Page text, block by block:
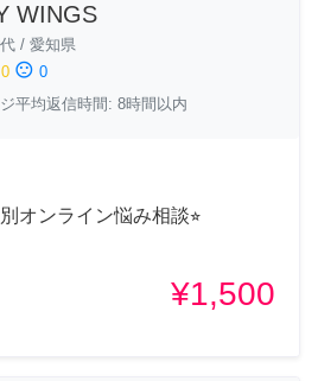
WINGS
/ 愛知県
0 sentiment_dissatisfied 0
平均返信時間: 8時間以内
オンライン悩み相談⭐︎
¥1,500